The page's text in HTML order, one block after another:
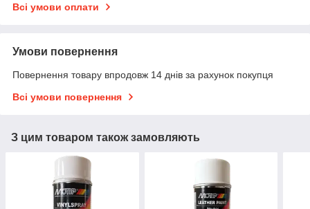
Всі умови оплати
Умови повернення
Повернення товару впродовж 14 днів за рахунок покупця
Всі умови повернення
З цим товаром також замовляють